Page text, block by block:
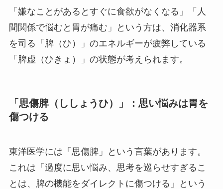
「嫌なことがあるとすぐに食欲がなくなる」「人
間関係で悩むと胃が痛む」という方は、消化器系
を司る「脾（ひ）」のエネルギーが疲弊している
「脾虚（ひきょ）」の状態が考えられます。
「思傷脾（ししょうひ）」：思い悩みは胃を
傷つける
東洋医学には「思傷脾」という言葉があります。
これは「過度に思い悩み、思考を巡らせすぎるこ
とは、脾の機能をダイレクトに傷つける」という